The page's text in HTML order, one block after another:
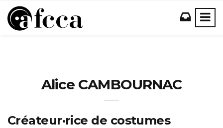
Alice CAMBOURNAC
Créateur·rice de costumes